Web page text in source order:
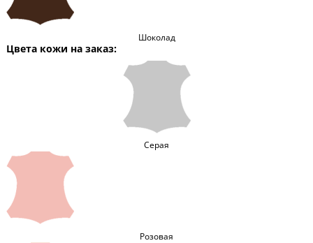
Шоколад
Цвета кожи на заказ:
Серая
Розовая